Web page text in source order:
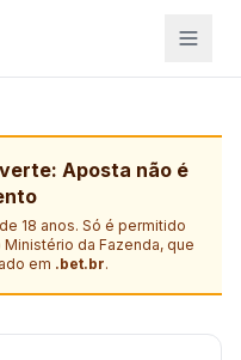
Aposta não é
18 anos. Só é permitido
da Fazenda, que
em .bet.br.